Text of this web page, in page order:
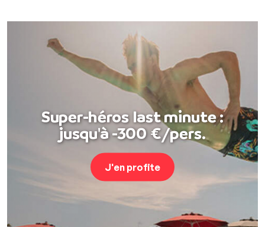
Super-héros last minute :
jusqu'à -300 €/pers.
J'en profite